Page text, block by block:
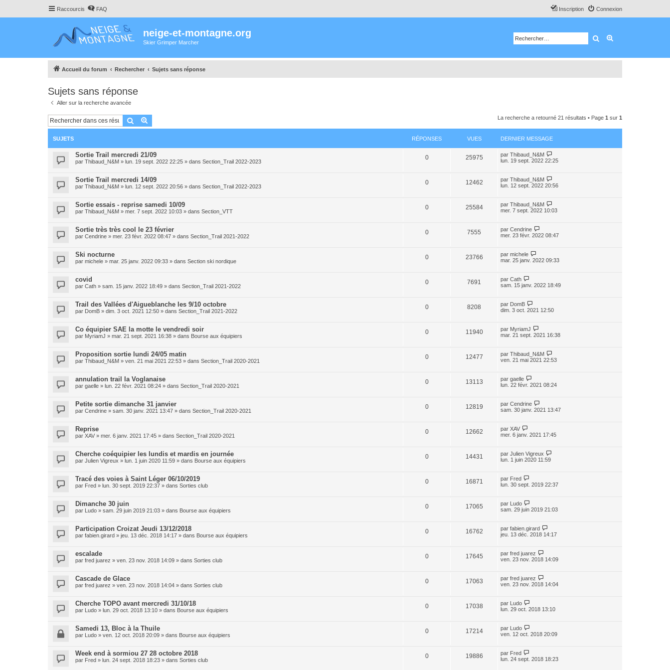
Raccourcis FAQ Connexion
Inscription
neige-et-montagne.org
Skier Grimper Marcher Rechercher
Accueil du forum Rechercher Sujets sans réponse
Sujets sans réponse
Aller sur la recherche avancée
Rechercher La recherche a retourné 21 résultats • Page 1 sur 1
SUJETS RÉPONSES VUES DERNIER MESSAGE
Sortie Trail mercredi 21/09
par Thibaud_N&M » lun. 19 sept. 2022 22:25 » dans Section_Trail 2022-2023
0 25975 par Thibaud_N&M
lun. 19 sept. 2022 22:25
Sortie Trail mercredi 14/09
par Thibaud_N&M » lun. 12 sept. 2022 20:56 » dans Section_Trail 2022-2023
0 12462 par Thibaud_N&M
lun. 12 sept. 2022 20:56
Sortie essais - reprise samedi 10/09
par Thibaud_N&M » mer. 7 sept. 2022 10:03 » dans Section_VTT
0 25584 par Thibaud_N&M
mer. 7 sept. 2022 10:03
Sortie très très cool le 23 février
par Cendrine » mer. 23 févr. 2022 08:47 » dans Section_Trail 2021-2022
0 7555 par Cendrine
mer. 23 févr. 2022 08:47
Ski nocturne
par michele » mar. 25 janv. 2022 09:33 » dans Section ski nordique
0 23766 par michele
mar. 25 janv. 2022 09:33
covid
par Cath » sam. 15 janv. 2022 18:49 » dans Section_Trail 2021-2022
0 7691 par Cath
sam. 15 janv. 2022 18:49
Trail des Vallées d'Aigueblanche les 9/10 octobre
par DomB » dim. 3 oct. 2021 12:50 » dans Section_Trail 2021-2022
0 8208 par DomB
dim. 3 oct. 2021 12:50
Co équipier SAE la motte le vendredi soir
par MyriamJ » mar. 21 sept. 2021 16:38 » dans Bourse aux équipiers
0 11940 par MyriamJ
mar. 21 sept. 2021 16:38
Proposition sortie lundi 24/05 matin
par Thibaud_N&M » ven. 21 mai 2021 22:53 » dans Section_Trail 2020-2021
0 12477 par Thibaud_N&M
ven. 21 mai 2021 22:53
annulation trail la Voglanaise
par gaelle » lun. 22 févr. 2021 08:24 » dans Section_Trail 2020-2021
0 13113 par gaelle
lun. 22 févr. 2021 08:24
Petite sortie dimanche 31 janvier
par Cendrine » sam. 30 janv. 2021 13:47 » dans Section_Trail 2020-2021
0 12819 par Cendrine
sam. 30 janv. 2021 13:47
Reprise
par XAV » mer. 6 janv. 2021 17:45 » dans Section_Trail 2020-2021
0 12662 par XAV
mer. 6 janv. 2021 17:45
Cherche coéquipier les lundis et mardis en journée
par Julien Vigreux » lun. 1 juin 2020 11:59 » dans Bourse aux équipiers
0 14431 par Julien Vigreux
lun. 1 juin 2020 11:59
Tracé des voies à Saint Léger 06/10/2019
par Fred » lun. 30 sept. 2019 22:37 » dans Sorties club
0 16871 par Fred
lun. 30 sept. 2019 22:37
Dimanche 30 juin
par Ludo » sam. 29 juin 2019 21:03 » dans Bourse aux équipiers
0 17065 par Ludo
sam. 29 juin 2019 21:03
Participation Croizat Jeudi 13/12/2018
par fabien.girard » jeu. 13 déc. 2018 14:17 » dans Bourse aux équipiers
0 16762 par fabien.girard
jeu. 13 déc. 2018 14:17
escalade
par fred juarez » ven. 23 nov. 2018 14:09 » dans Sorties club
0 17645 par fred juarez
ven. 23 nov. 2018 14:09
Cascade de Glace
par fred juarez » ven. 23 nov. 2018 14:04 » dans Sorties club
0 17063 par fred juarez
ven. 23 nov. 2018 14:04
Cherche TOPO avant mercredi 31/10/18
par Ludo » lun. 29 oct. 2018 13:10 » dans Bourse aux équipiers
0 17038 par Ludo
lun. 29 oct. 2018 13:10
Samedi 13, Bloc à la Thuile
par Ludo » ven. 12 oct. 2018 20:09 » dans Bourse aux équipiers
0 17214 par Ludo
ven. 12 oct. 2018 20:09
Week end à sormiou 27 28 octobre 2018
par Fred » lun. 24 sept. 2018 18:23 » dans Sorties club
0 19886 par Fred
lun. 24 sept. 2018 18:23